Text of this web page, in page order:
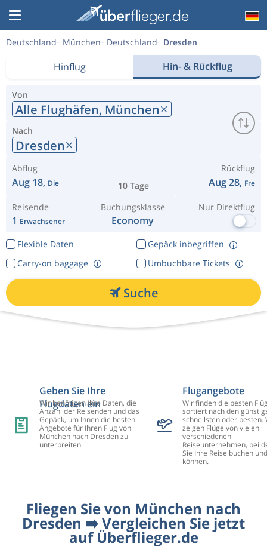
Deutschland München Deutschland Dresden
Hinflug Hin- & Rückflug
Von
Alle Flughäfen, München
Nach
Dresden
Abflug
Aug 18, Die 10 Tage
Rückflug
Aug 28, Fre
Reisende
1 Erwachsener
Buchungsklasse
Economy
Nur Direktflug
Flexible Daten
Gepäck inbegriffen
Umbuchbare Tickets
Carry-on baggage
Suche
Geben Sie Ihre
Flugdaten ein
Wir benötigen Ihre Daten, die
Anzahl der Reisenden und das
Gepäck, um Ihnen die besten
Angebote für Ihren Flug von
München nach Dresden zu
unterbreiten
Flugangebote
Wir finden die besten
sortiert nach den
schnellsten oder besten.
zeigen Flüge von vielen
verschiedenen
Reiseunternehmen, bei
Sie Ihre Reise buchen
können.
Fliegen Sie von München nach
Dresden ➡️ Vergleichen Sie jetzt
auf Überflieger.de